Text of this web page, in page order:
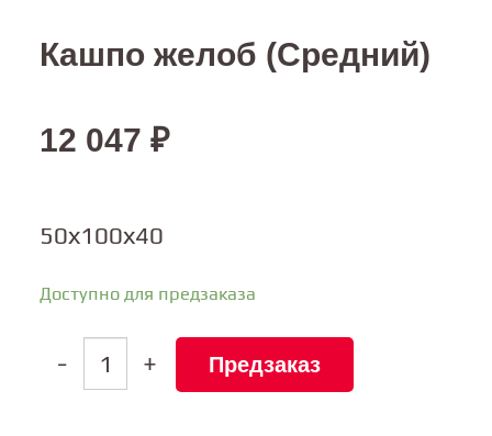
Кашпо желоб (Средний)
12 047 ₽
50х100х40
Доступно для предзаказа
товара
Кашпо
- + Предзаказ